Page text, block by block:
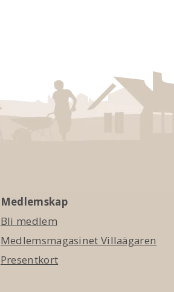
Medlemskap
Bli medlem
Medlemsmagasinet Villaägaren
Presentkort